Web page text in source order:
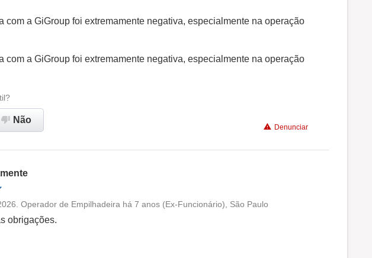
com a GiGroup foi extremamente negativa, especialmente na operação
com a GiGroup foi extremamente negativa, especialmente na operação
Não
Denunciar
promoção
Operador de Empilhadeira há 7 anos (Ex-Funcionário), São Paulo
obrigações.